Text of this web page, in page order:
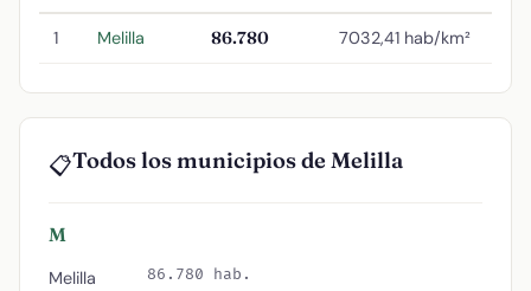
1 Melilla 86.780 7032,41 hab/km²
📋Todos los municipios de Melilla
M
Melilla 86.780 hab.